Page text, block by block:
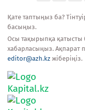
Қате таптыңыз ба?
басыңыз.
Осы тақырыпқа қатысты
хабарласыңыз. Ақпарат
editor@azh.kz жіберіңіз.